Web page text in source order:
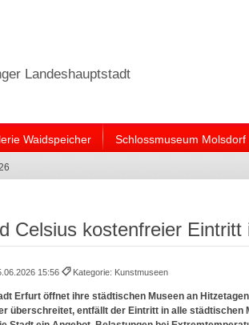
Landeshauptstadt
Waidspeicher Schlossmuseum Molsdorf
Celsius kostenfreier
15:56 Kategorie: Kunstmuseen
Erfurt öffnet ihre städtischen Museen an
überschreitet, entfällt der Eintritt in alle städtischen